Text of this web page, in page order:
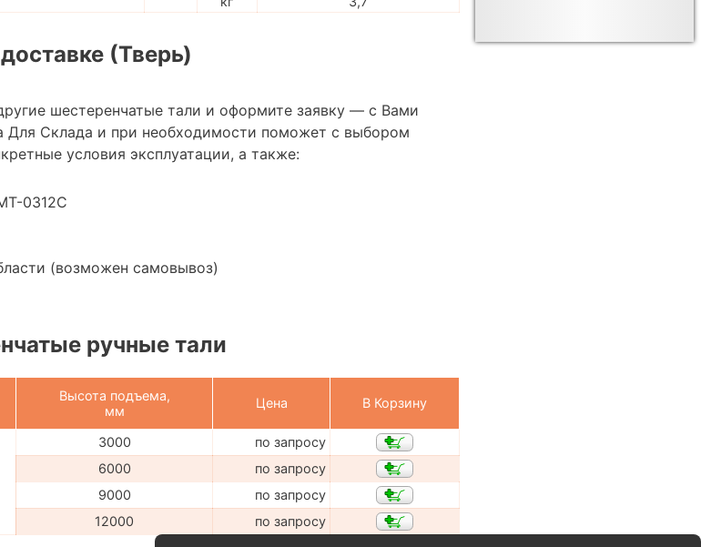
(Тверь)
шестеренчатые тали и оформите заявку — с Вами
Для Склада и при необходимости поможет с выбором
условия эксплуатации, а также:
0312C
(возможен самовывоз)
ручные тали
Высота подъема,
мм
Цена В Корзину
3000
по запросу
6000
по запросу
9000
по запросу
12000 по запросу